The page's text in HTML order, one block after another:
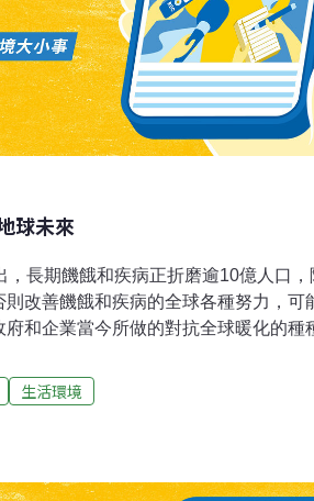
球未來
，長期饑餓和疾病正折磨逾10億人口
改善饑餓和疾病的全球各種努力，可
和企業當今所做的對抗全球暖化的種
O'Brien）指出，「如果不儘快採
在開發中國家撲滅貧窮的努力化為烏
，遭受重大打擊。
生活環境